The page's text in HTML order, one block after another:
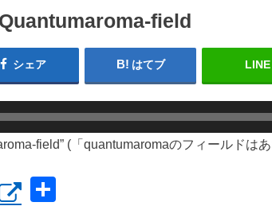
field
シェア はてブ LINE
field” (「quantumaromaのフィールドは